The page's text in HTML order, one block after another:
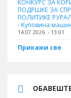
КОНКУРС ЗА
ПОДРШКЕ ЗА
ПОЛИТИКЕ
- Куповина
14.07.2026. - 13:01
Прикажи све